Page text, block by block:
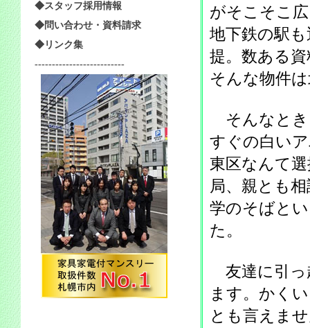
がそこそこ
地下鉄の駅
提。数ある
そんな物件
そんなとき
すぐの白い
東区なんて
局、親とも
学のそばと
た。
友達に引っ
ます。かく
とも言えま
◆スタッフ採用情報
◆問い合わせ・資料請求
◆リンク集
--------------------------